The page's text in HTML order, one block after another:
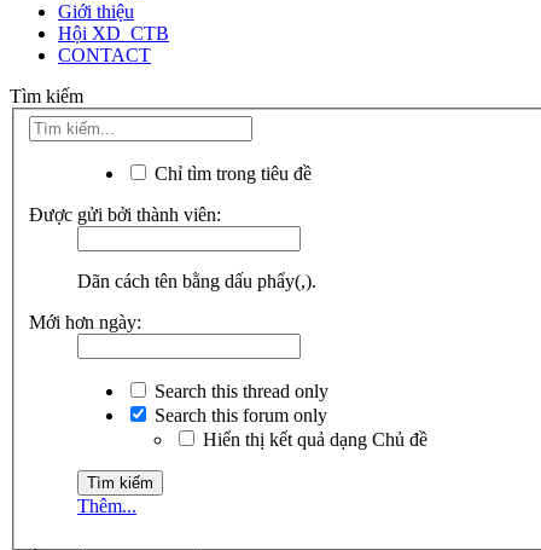
Giới thiệu
Hội XD_CTB
CONTACT
Tìm kiếm
Chỉ tìm trong tiêu đề
Được gửi bởi thành viên:
Dãn cách tên bằng dấu phẩy(,).
Mới hơn ngày:
Search this thread only
Search this forum only
Hiển thị kết quả dạng Chủ đề
Thêm...